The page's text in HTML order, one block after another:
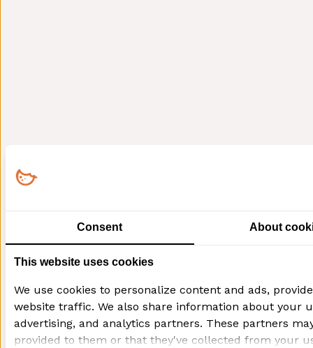
Consent About
This website uses cookies
We use cookies to personalize content and ads,
website traffic. We also share information about your
advertising, and analytics partners. These partners
provided to them or that they've collected from your